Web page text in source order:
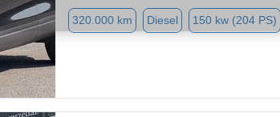
320.000 km Diesel 150 kw (204 PS)